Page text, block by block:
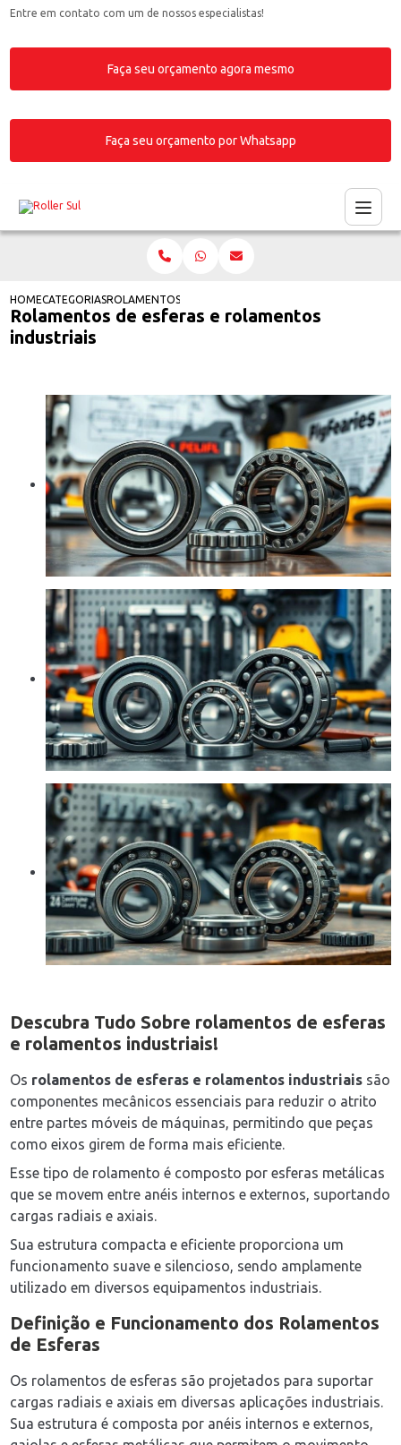
Entre em contato com um de nossos especialistas!
Faça seu orçamento agora mesmo
Faça seu orçamento por Whatsapp
HOMECATEGORIASROLAMENTOS DE ESFERAS E ROLAMENTOS INDUSTRIAIS
Rolamentos de esferas e rolamentos
industriais
Descubra Tudo Sobre rolamentos de esferas
e rolamentos industriais!
Os rolamentos de esferas e rolamentos industriais são
componentes mecânicos essenciais para reduzir o atrito
entre partes móveis de máquinas, permitindo que peças
como eixos girem de forma mais eficiente.
Esse tipo de rolamento é composto por esferas metálicas
que se movem entre anéis internos e externos, suportando
cargas radiais e axiais.
Sua estrutura compacta e eficiente proporciona um
funcionamento suave e silencioso, sendo amplamente
utilizado em diversos equipamentos industriais.
Definição e Funcionamento dos Rolamentos
de Esferas
Os rolamentos de esferas são projetados para suportar
cargas radiais e axiais em diversas aplicações industriais.
Sua estrutura é composta por anéis internos e externos,